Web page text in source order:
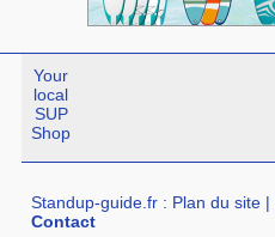
Your
local
SUP
Shop
Standup-guide.fr : Plan du site |
Contact